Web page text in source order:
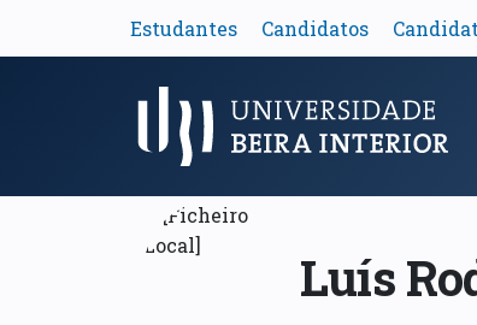
Estudantes Candidatos
Menu Principal
Luís